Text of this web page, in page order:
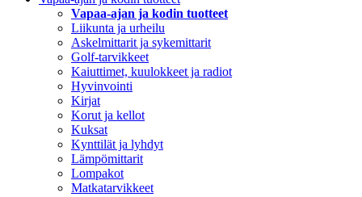
Vapaa-ajan ja kodin tuotteet
Liikunta ja urheilu
Askelmittarit ja sykemittarit
Golf-tarvikkeet
Kaiuttimet, kuulokkeet ja radiot
Hyvinvointi
Kirjat
Korut ja kellot
Kuksat
Kynttilät ja lyhdyt
Lämpömittarit
Lompakot
Matkatarvikkeet